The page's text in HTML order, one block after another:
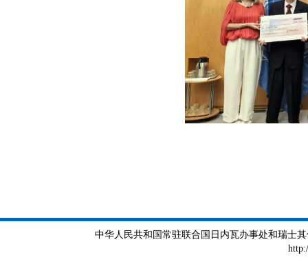
中华人民共和国常驻联合国日内瓦办事处和瑞士